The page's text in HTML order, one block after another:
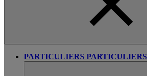
PARTICULIERS PARTICULIERS